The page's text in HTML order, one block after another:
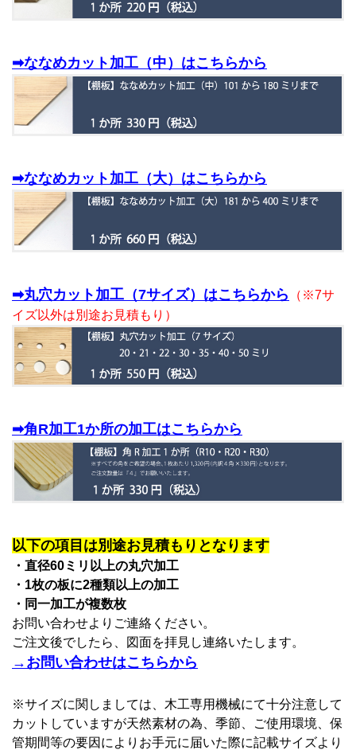
➡ななめカット加工（中）はこちらから
➡ななめカット加工（大）はこちらから
➡丸穴カット加工（7サイズ）はこちらから
（※7サ
イズ以外は別途お見積もり）
➡角R加工1か所の加工はこちらから
以下の項目は別途お見積もりとなります
・直径60ミリ以上の丸穴加工
・1枚の板に2種類以上の加工
・同一加工が複数枚
お問い合わせよりご連絡ください。
ご注文後でしたら、図面を拝見し連絡いたします。
→お問い合わせはこちらから
※サイズに関しましては、木工専用機械にて十分注意して
カットしていますが天然素材の為、季節、ご使用環境、保
管期間等の要因によりお手元に届いた際に記載サイズより